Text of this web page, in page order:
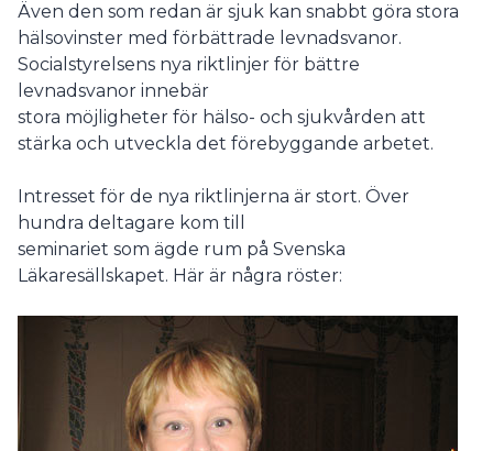
Även den som redan är sjuk kan snabbt göra stora
hälsovinster med förbättrade levnadsvanor.
Socialstyrelsens nya riktlinjer för bättre
levnadsvanor innebär
stora möjligheter för hälso- och sjukvården att
stärka och utveckla det förebyggande arbetet.
Intresset för de nya riktlinjerna är stort. Över
hundra deltagare kom till
seminariet som ägde rum på Svenska
Läkaresällskapet. Här är några röster: